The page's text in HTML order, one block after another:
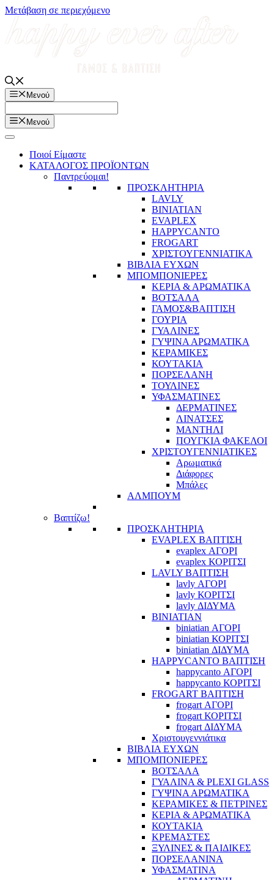
Μετάβαση σε περιεχόμενο
Μενού
Μενού
Ποιοί Είμαστε
ΚΑΤΑΛΟΓΟΣ ΠΡΟΪΟΝΤΩΝ
Παντρεύομαι!
ΠΡΟΣΚΛΗΤΗΡΙΑ
LAVLY
BINIATIAN
EVAPLEX
HAPPYCANTO
FROGART
ΧΡΙΣΤΟΥΓΕΝΝΙΑΤΙΚΑ
ΒΙΒΛΙΑ ΕΥΧΩΝ
ΜΠΟΜΠΟΝΙΕΡΕΣ
ΚΕΡΙΑ & ΑΡΩΜΑΤΙΚΑ
ΒΟΤΣΑΛΑ
ΓΑΜΟΣ&ΒΑΠΤΙΣΗ
ΓΟΥΡΙΑ
ΓΥΑΛΙΝΕΣ
ΓΥΨΙΝΑ ΑΡΩΜΑΤΙΚΑ
ΚΕΡΑΜΙΚΕΣ
ΚΟΥΤΑΚΙΑ
ΠΟΡΣΕΛΑΝΗ
ΤΟΥΛΙΝΕΣ
ΥΦΑΣΜΑΤΙΝΕΣ
ΔΕΡΜΑΤΙΝΕΣ
ΛΙΝΑΤΣΕΣ
ΜΑΝΤΗΛΙ
ΠΟΥΓΚΙΑ ΦΑΚΕΛΟΙ
ΧΡΙΣΤΟΥΓΕΝΝΙΑΤΙΚΕΣ
Αρωματικά
Διάφορες
Μπάλες
ΑΛΜΠΟΥΜ
Βαπτίζω!
ΠΡΟΣΚΛΗΤΗΡΙΑ
EVAPLEX ΒΑΠΤΙΣΗ
evaplex ΑΓΟΡΙ
evaplex ΚΟΡΙΤΣΙ
LAVLY ΒΑΠΤΙΣΗ
lavly ΑΓΟΡΙ
lavly ΚΟΡΙΤΣΙ
lavly ΔΙΔΥΜΑ
BINIATIAN
biniatian ΑΓΟΡΙ
biniatian ΚΟΡΙΤΣΙ
biniatian ΔΙΔΥΜΑ
HAPPYCANTO ΒΑΠΤΙΣΗ
happycanto ΑΓΟΡΙ
happycanto ΚΟΡΙΤΣΙ
FROGART ΒΑΠΤΙΣΗ
frogart ΑΓΟΡΙ
frogart ΚΟΡΙΤΣΙ
frogart ΔΙΔΥΜΑ
Χριστουγεννιάτικα
ΒΙΒΛΙΑ ΕΥΧΩΝ
ΜΠΟΜΠΟΝΙΕΡΕΣ
ΒΟΤΣΑΛΑ
ΓΥΑΛΙΝΑ & PLEXI GLASS
ΓΥΨΙΝΑ ΑΡΩΜΑΤΙΚΑ
ΚΕΡΑΜΙΚΕΣ & ΠΕΤΡΙΝΕΣ
ΚΕΡΙΑ & ΑΡΩΜΑΤΙΚΑ
ΚΟΥΤΑΚΙΑ
ΚΡΕΜΑΣΤΕΣ
ΞΥΛΙΝΕΣ & ΠΑΙΔΙΚΕΣ
ΠΟΡΣΕΛΑΝΙΝΑ
ΥΦΑΣΜΑΤΙΝA